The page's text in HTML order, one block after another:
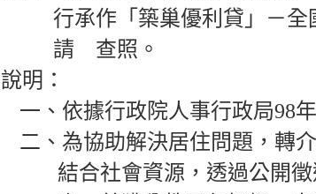
行承作「築巢優利貸」－全
請 查照。
說明：
一、依據行政院人事行政局98年
二、為協助解決居住問題，轉
結合社會資源，透過公開